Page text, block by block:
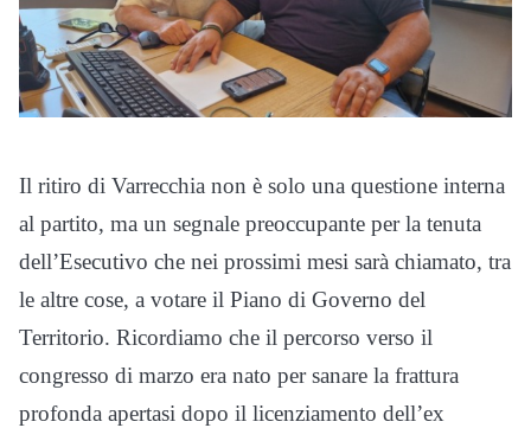
Il ritiro di Varrecchia non è solo una questione interna
al partito, ma un segnale preoccupante per la tenuta
dell’Esecutivo che nei prossimi mesi sarà chiamato, tra
le altre cose, a votare il Piano di Governo del
Territorio. Ricordiamo che il percorso verso il
congresso di marzo era nato per sanare la frattura
profonda apertasi dopo il licenziamento dell’ex